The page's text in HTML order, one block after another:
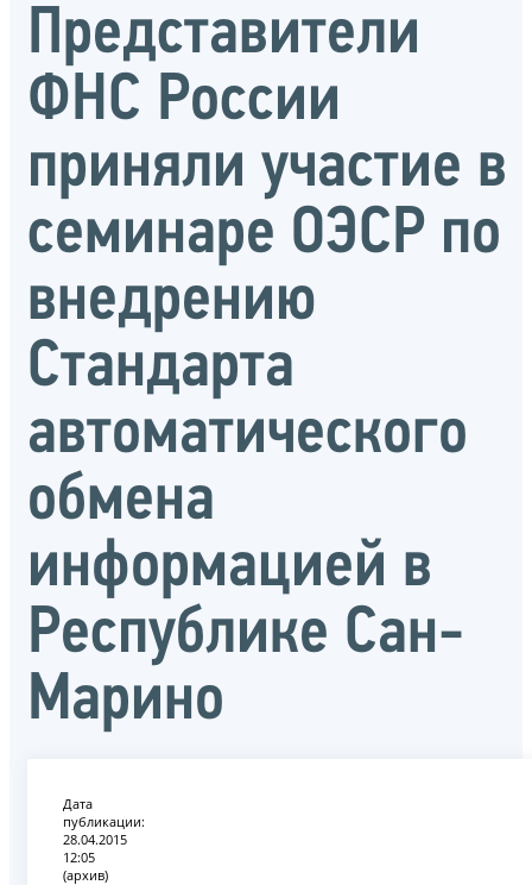
Представители
ФНС России
приняли участие в
семинаре ОЭСР по
внедрению
Стандарта
автоматического
обмена
информацией в
Республике Сан-
Марино
Дата
публикации:
28.04.2015
12:05
(архив)